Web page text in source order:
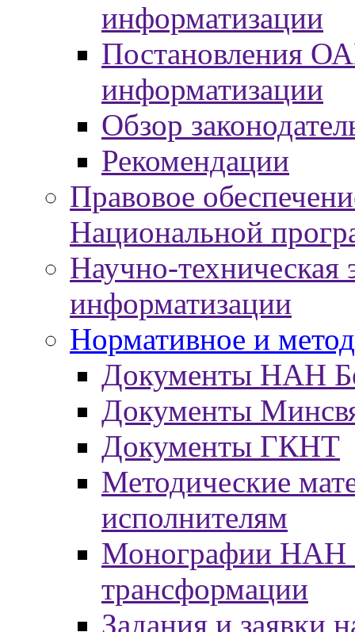
информатизации
Постановления
информатизации
Обзор
Рекомендации
Правовое
Национальной
Научно-техническая
информатизации
Нормативное и
Документы НАН
Документы
Документы ГКНТ
Методические
исполнителям
Монографии НАН
трансформации
Задания и заявки